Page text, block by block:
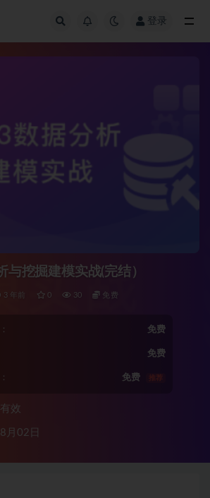
登录
与挖掘建模实战(完结）
3 年前 0 30 免费
免费
免费
免费 推荐
效
月02日